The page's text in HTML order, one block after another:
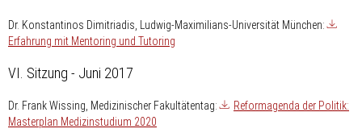
Dr. Konstantinos Dimitriadis , Ludwig-Maximilians-Universität München:
Erfahrung mit Mentoring und Tutoring
VI. Sitzung - Juni 2017
Dr. Frank Wissing , Medizinischer Fakultätentag:
Reformagenda der Politik:
Masterplan Medizinstudium 2020